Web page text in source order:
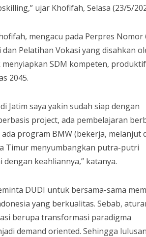
ujar Khofifah, Selasa (23/5/
mengacu pada Perpres Nomor
Pelatihan Vokasi yang disahkan
SDM kompeten,
2045.
Jatim saya yakin sudah siap dengan
project, ada pembelajaran
program BMW (bekerja, melanjut
Timur menyumbangkan putra-putri
keahliannya,” katanya.
DUDI untuk bersama-sama
yang berkualitas. Sebab,
berupa transformasi paradigma
demand oriented. Sehingga lulusan